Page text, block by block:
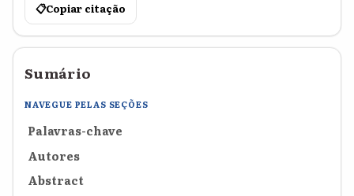
📋Copiar citação
Sumário
NAVEGUE PELAS SEÇÕES
Palavras-chave
Autores
Abstract